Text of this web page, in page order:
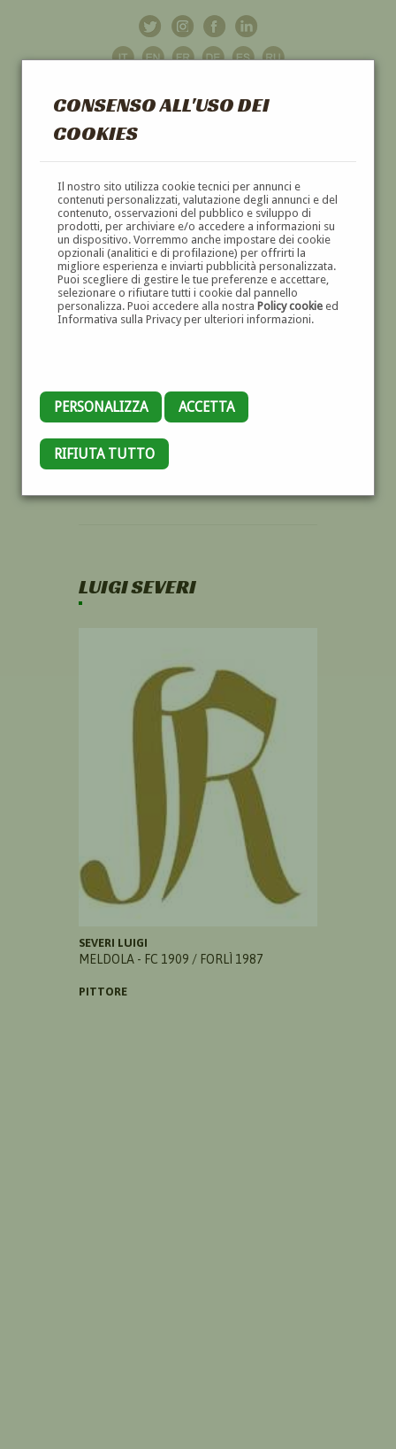
CONSENSO ALL'USO DEI
COOKIES
Il nostro sito utilizza cookie tecnici per annunci e
contenuti personalizzati, valutazione degli annunci e del
contenuto, osservazioni del pubblico e sviluppo di
prodotti, per archiviare e/o accedere a informazioni su
un dispositivo. Vorremmo anche impostare dei cookie
opzionali (analitici e di profilazione) per offrirti la
migliore esperienza e inviarti pubblicità personalizzata.
Puoi scegliere di gestire le tue preferenze e accettare,
selezionare o rifiutare tutti i cookie dal pannello
personalizza. Puoi accedere alla nostra Policy cookieed
Informativa sulla Privacy per ulteriori informazioni.
PERSONALIZZA ACCETTA
RIFIUTA TUTTO
GALLERIAD'ARTE
DIPINTI E SCULTURE '800 E '900
LUIGI SEVERI
SEVERI LUIGI
MELDOLA - FC 1909 / FORLÌ 1987
PITTORE